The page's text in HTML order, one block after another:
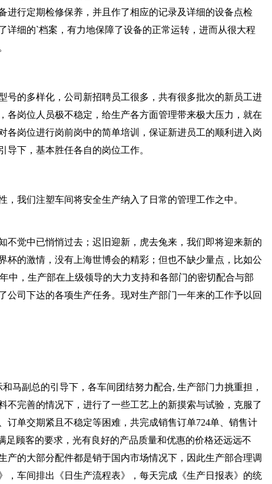
进行定期检修保养，并且作了相应的记录及详细的设备点检
详细的`档案，有力地保障了设备的正常运转，进而从很大程
号的多样化，公司新招聘员工很多，共有很多批次的新员工进
各岗位人员极不稳定，给生产各方面管理带来极大压力，就在
各岗位进行岗前岗中的简单培训，保证新进员工的顺利进入岗
导下，基本胜任各自的岗位工作。
，我们注塑车间将安全生产纳入了日常的管理工作之中。
不觉中已悄悄过去；迟旧迎新，虎去兔来，我们即将迎来新的
杯的激情，没有上海世博会的精彩；但也不缺少量点，比如公
中，生产部在上级领导的大力支持和各部门的密切配合与部
公司下达的各项生产任务。现对生产部门一年来的工作予以回
马副总的引导下，各车间团结努力配合, 生产部门力挑重担，
不完善的情况下，进行了一些工艺上的新摸索与试验，克服了
订单交期紧且不稳定等困难，共完成销售订单724单、销售计
足顾客的要求，光有良好的产品质量和优惠的价格还远远不
产的大部分配件都是销于国内市场情况下，因此生产部合理调
，车间排出《日生产流程表》，每天完成《生产日报表》的统